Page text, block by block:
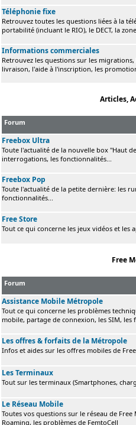
Téléphonie fixe
Retrouvez toutes les questions liées à la
portabilité (incluant le RIO), le DECT, la
Informations commerciales
Retrouvez les questions sur les
livraison, l'aide à l'inscription, les
Articles,
Forum
Freebox Ultra
Toute l'actualité de la nouvelle box "Haut
interrogations, les fonctionnalités...
Freebox Pop
Toute l'actualité de la petite dernière: les
fonctionnalités...
Free Store
Tout ce qui concerne les jeux vidéos et les
Free
Forum
Assistance Mobile Métropole
Tout ce qui concerne les problèmes
mobile, partage de connexion, les SIM, les
Les offres & forfaits de la Métropole
Infos et aides sur les offres mobiles de
Les Terminaux
Tout sur les terminaux (Smartphones,
Le Réseau Mobile
Toutes vos questions sur le réseau de
Roaming, les problèmes de FemtoCell